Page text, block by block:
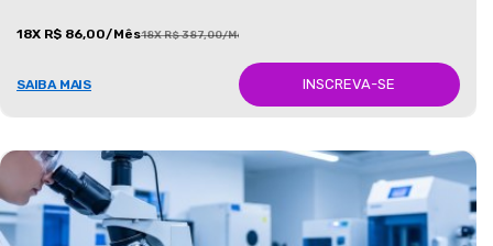
18X R$ 86,00/Mês18X R$ 387,00/Mês
SAIBA MAIS INSCREVA-SE